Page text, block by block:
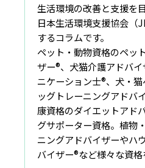
生活環境の改善と支援を
日本生活環境支援協会（
するコラムです。
ペット・動物資格のペッ
ザー®、犬猫介護アドバ
ニケーション士®、犬・
ッグトレーニングアドバ
康資格のダイエットアド
グサポーター資格。植物
ニングアドバイザーやハ
バイザー®など様々な資格